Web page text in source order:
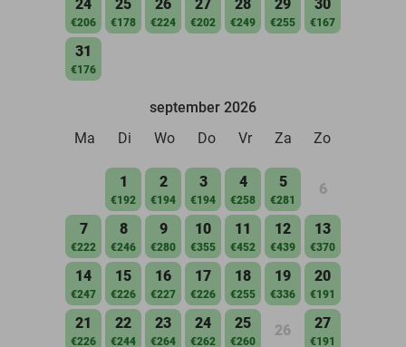
24
€206
25
€178
26
€224
27
€202
28
€249
29
€255
30
€167
31
€176
september 2026
Ma
Di Wo Do Vr Za Zo
1
€192
2
€194
3
€194
4
€258
5
€281
6
7
€222
8
€246
9
€280
10
€355
11
€452
12
€439
13
€370
14
€247
15
€226
16
€227
17
€226
18
€255
19
€336
20
€191
21
€226
22
€244
23
€264
24
€262
25
€260
26 27
€191